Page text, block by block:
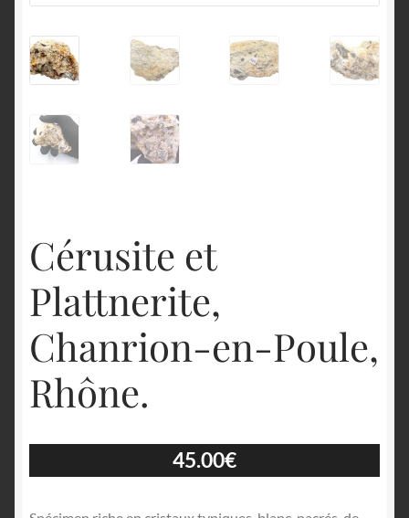
Cérusite et
Plattnerite,
Chanrion-en-Poule,
Rhône.
45.00€